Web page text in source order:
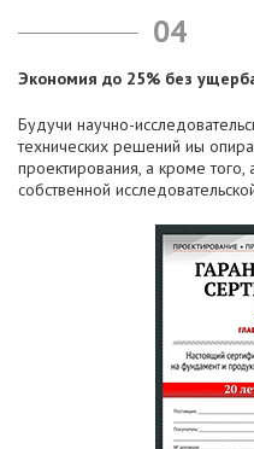
04
Экономия до 25% без
Будучи научно-
технических решений иы
проектирования, а кроме того,
собственной